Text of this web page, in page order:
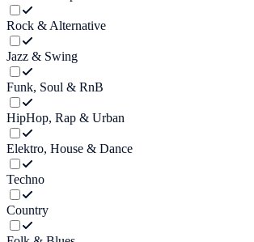
Rock & Alternative
Jazz & Swing
Funk, Soul & RnB
HipHop, Rap & Urban
Elektro, House & Dance
Techno
Country